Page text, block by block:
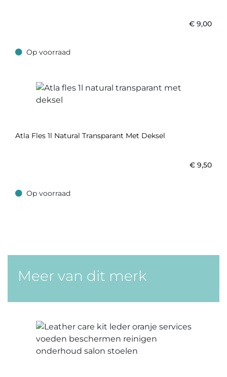
€ 9,00
Op voorraad
Op voorraad
Atla Fles 1l Natural Transparant Met Deksel
€ 9,50
Op voorraad
Op voorraad
Meer van dit merk